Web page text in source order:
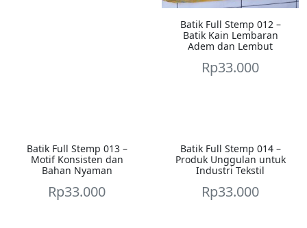
Batik Full Stemp 012 –
Batik Kain Lembaran
Adem dan Lembut
Rp33.000
Batik Full Stemp 013 –
Motif Konsisten dan
Bahan Nyaman
Rp33.000
Batik Full Stemp 014 –
Produk Unggulan untuk
Industri Tekstil
Rp33.000